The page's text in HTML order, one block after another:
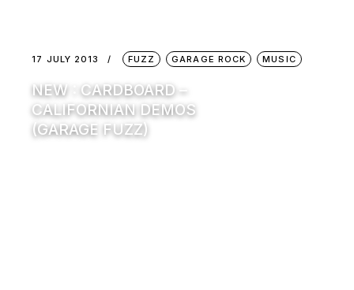
17 JULY 2013 FUZZ GARAGE ROCK MUSIC
NEW : CARDBOARD –
CALIFORNIAN DEMOS
(GARAGE FUZZ)